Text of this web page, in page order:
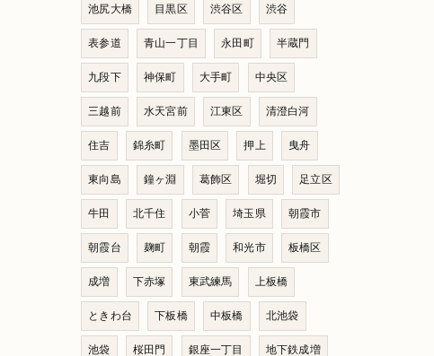
池尻大橋 目黒区 渋谷区 渋谷
表参道 青山一丁目 永田町 半蔵門
九段下 神保町 大手町 中央区
三越前 水天宮前 江東区 清澄白河
住吉 錦糸町 墨田区 押上 曳舟
東向島 鐘ヶ淵 葛飾区 堀切 足立区
牛田 北千住 小菅 埼玉県 朝霞市
朝霞台 麹町 朝霞 和光市 板橋区
成増 下赤塚 東武練馬 上板橋
ときわ台 下板橋 中板橋 北池袋
池袋 桜田門 銀座一丁目 地下鉄成増